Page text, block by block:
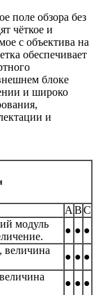
поле обзора без
чёткое и
с объектива на
обеспечивает
блоке
и широко
и
А ВС
модуль
● ● ●
величина
● ● ●
● ● ●